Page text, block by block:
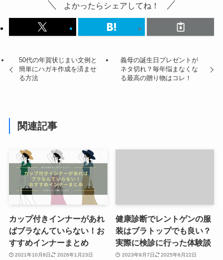
よかったらシェアしてね！
50代の年賀状じまい文例と
簡単にハガキ作成を済ませ
る方法
義母の誕生日プレゼントが
ネタ切れ？毎年悩まなくな
る最高の贈り物はコレ！
関連記事
カップ付きインナーがあれ
ばブラなんていらない！お
すすめインナーまとめ
2021年10月8日 2026年1月23日
健康診断でレントゲンの服
装はブラトップでも良い？
実際に検診に行った体験談
2023年9月7日 2025年6月22日